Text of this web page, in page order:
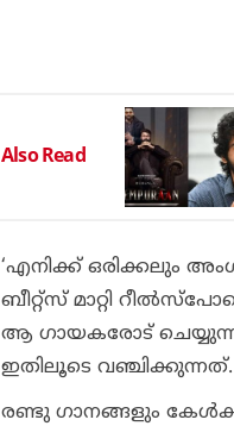
Also Read
‘എനിക്ക് ഒരിക്കലും
ബീറ്റ്‌സ് മാറ്റി
ആ ഗായകരോട്
ഇതിലൂടെ വഞ്ചിക്കുന്നത്.
രണ്ടു ഗാനങ്ങളും